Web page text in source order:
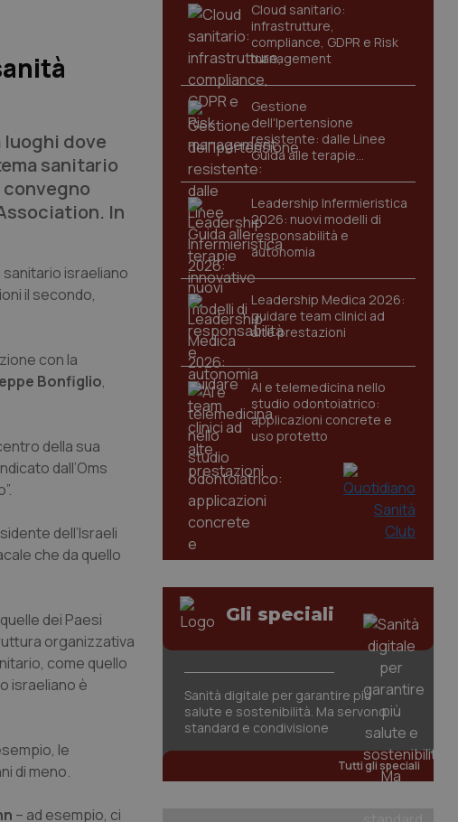
luoghi dove
sanitario
In
israeliano
il secondo,
con la
Bonfiglio,
della sua
dall’Oms
dell’Israeli
che da quello
dei Paesi
organizzativa
come quello
israeliano è
le
di meno.
– ad esempio, ci
Cloud sanitario:
infrastrutture,
compliance, GDPR e Risk
management
Gestione
dell'Ipertensione
resistente: dalle Linee
Guida alle terapie
innovative
Leadership Infermieristica
2026: nuovi modelli di
responsabilità e
autonomia
Leadership Medica 2026:
guidare team clinici ad
alte prestazioni
AI e telemedicina nello
studio odontoiatrico:
applicazioni concrete e
uso protetto
Gli speciali
Sanità digitale per garantire più
salute e sostenibilità. Ma servono
standard e condivisione
Tutti gli speciali